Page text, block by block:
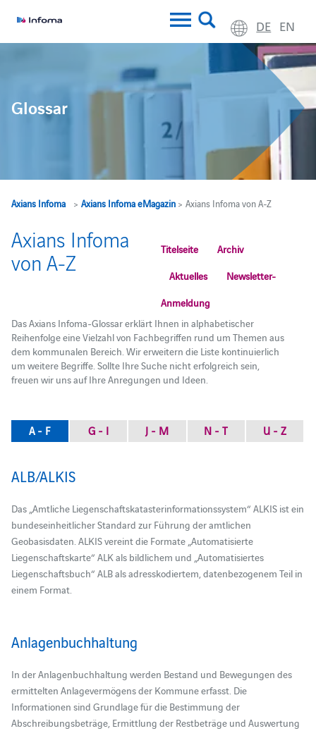
DE EN
Glossar
Axians Infoma> Axians Infoma eMagazin> Axians Infoma von A-Z
Axians Infoma
von A-Z
Titelseite
Archiv
Aktuelles
Newsletter-
Anmeldung
Das Axians Infoma-Glossar erklärt Ihnen in alphabetischer
Reihenfolge eine Vielzahl von Fachbegriffen rund um Themen aus
dem kommunalen Bereich. Wir erweitern die Liste kontinuierlich
um weitere Begriffe. Sollte Ihre Suche nicht erfolgreich sein,
freuen wir uns auf Ihre Anregungen und Ideen.
A - F G - I J - M N - T U - Z
ALB/ALKIS
Das „Amtliche Liegenschaftskatasterinformationssystem“ ALKIS ist ein
bundeseinheitlicher Standard zur Führung der amtlichen
Geobasisdaten. ALKIS vereint die Formate „Automatisierte
Liegenschaftskarte“ ALK als bildlichem und „Automatisiertes
Liegenschaftsbuch“ ALB als adresskodiertem, datenbezogenem Teil in
einem Format.
Anlagenbuchhaltung
In der Anlagenbuchhaltung werden Bestand und Bewegungen des
ermittelten Anlagevermögens der Kommune erfasst. Die
Informationen sind Grundlage für die Bestimmung der
Abschreibungsbeträge, Ermittlung der Restbeträge und Auswertung